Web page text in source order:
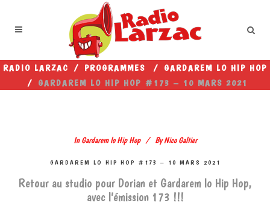
RADIO LARZAC / PROGRAMMES / GARDAREM LO HIP HOP
/ GARDAREM LO HIP HOP #173 – 10 MARS 2021
In Gardarem lo Hip Hop By Nico Galtier
GARDAREM LO HIP HOP #173 – 10 MARS 2021
Retour au studio pour Dorian et Gardarem lo Hip Hop,
avec l’émission 173 !!!